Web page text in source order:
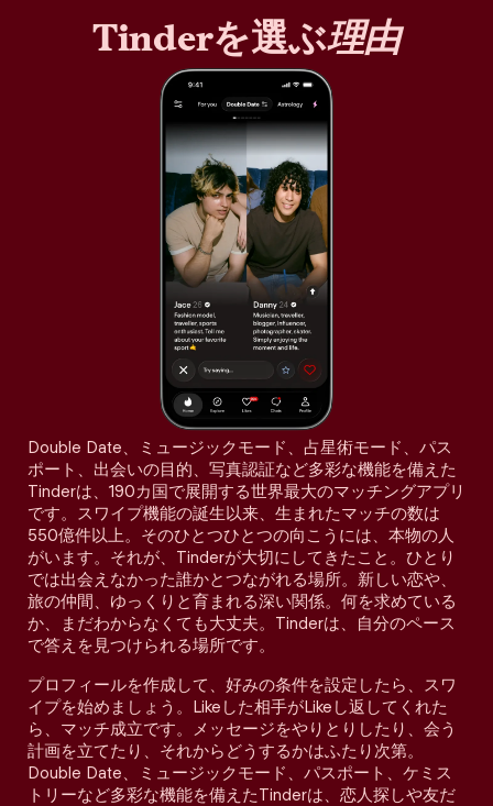
Tinderを選ぶ理由
Double Date、ミュージックモード、占星術モード、パス
ポート、出会いの目的、写真認証など多彩な機能を備えた
Tinderは、190カ国で展開する世界最大のマッチングアプリ
です。スワイプ機能の誕生以来、生まれたマッチの数は
550億件以上。そのひとつひとつの向こうには、本物の人
がいます。それが、Tinderが大切にしてきたこと。ひとり
では出会えなかった誰かとつながれる場所。新しい恋や、
旅の仲間、ゆっくりと育まれる深い関係。何を求めている
か、まだわからなくても大丈夫。Tinderは、自分のペース
で答えを見つけられる場所です。
プロフィールを作成して、好みの条件を設定したら、スワ
イプを始めましょう。Likeした相手がLikeし返してくれた
ら、マッチ成立です。メッセージをやりとりしたり、会う
計画を立てたり、それからどうするかはふたり次第。
Double Date、ミュージックモード、パスポート、ケミス
トリーなど多彩な機能を備えたTinderは、恋人探しや友だ